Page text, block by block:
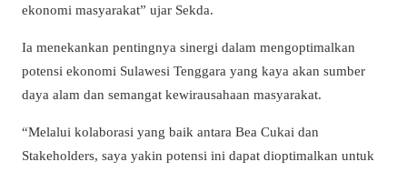
ekonomi masyarakat” ujar Sekda.
Ia menekankan pentingnya sinergi dalam mengoptimalkan
potensi ekonomi Sulawesi Tenggara yang kaya akan sumber
daya alam dan semangat kewirausahaan masyarakat.
“Melalui kolaborasi yang baik antara Bea Cukai dan
Stakeholders, saya yakin potensi ini dapat dioptimalkan untuk